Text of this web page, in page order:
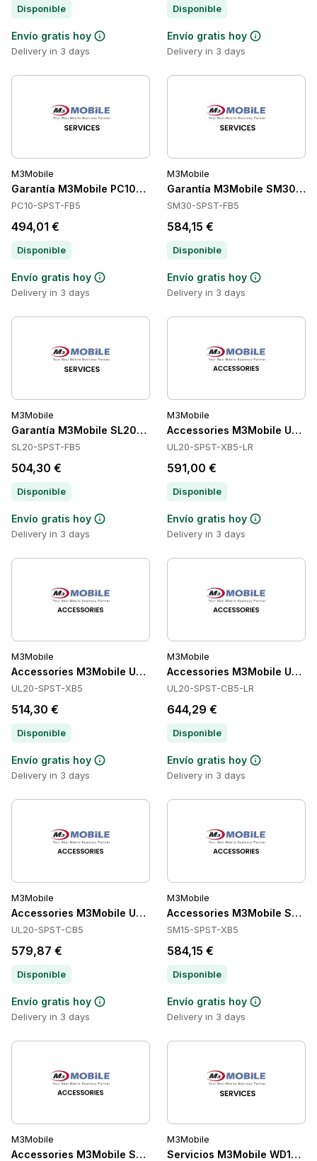
Disponible
Envío gratis hoy
Delivery in 3 days
Disponible
Envío gratis hoy
Delivery in 3 days
M3Mobile
Garantía M3Mobile PC10-SPST-FB5
PC10-SPST-FB5
494,01 €
Disponible
Envío gratis hoy
Delivery in 3 days
M3Mobile
Garantía M3Mobile SM30-
SM30-SPST-FB5
584,15 €
Disponible
Envío gratis hoy
Delivery in 3 days
M3Mobile
Garantía M3Mobile SL20-SPST-FB5
SL20-SPST-FB5
504,30 €
Disponible
Envío gratis hoy
Delivery in 3 days
M3Mobile
Accessories M3Mobile UL20-
UL20-SPST-XB5-LR
591,00 €
Disponible
Envío gratis hoy
Delivery in 3 days
M3Mobile
Accessories M3Mobile UL20-SPST-XB5
UL20-SPST-XB5
514,30 €
Disponible
Envío gratis hoy
Delivery in 3 days
M3Mobile
Accessories M3Mobile UL20-
UL20-SPST-CB5-LR
644,29 €
Disponible
Envío gratis hoy
Delivery in 3 days
M3Mobile
Accessories M3Mobile UL20-SPST-CB5
UL20-SPST-CB5
579,87 €
Disponible
Envío gratis hoy
Delivery in 3 days
M3Mobile
Accessories M3Mobile SM15-
SM15-SPST-XB5
584,15 €
Disponible
Envío gratis hoy
Delivery in 3 days
M3Mobile
Accessories M3Mobile SM15-SPST-FB5
M3Mobile
Servicios M3Mobile WD10-